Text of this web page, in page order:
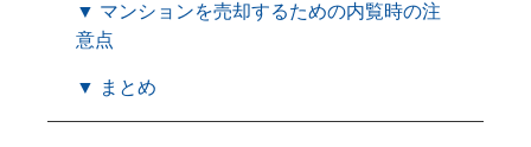
▼ マンションを売却するための内覧時の注
意点
▼ まとめ